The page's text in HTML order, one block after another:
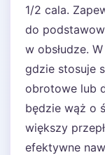
1/2 cala.
do
w obsłudze.
gdzie stosuje
obrotowe lub
będzie wąż o
większy
efektywne